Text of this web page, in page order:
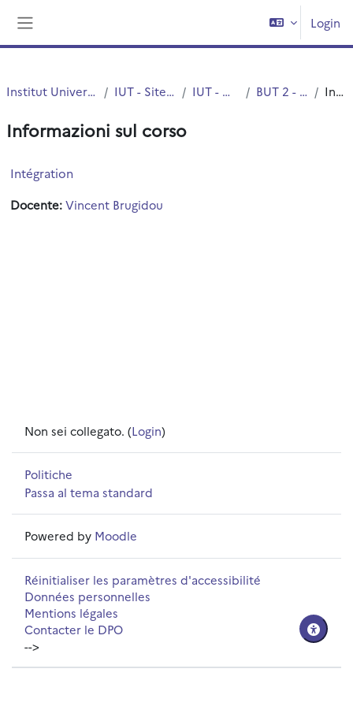
Login
Institut Universitaire de Technologie (IUT) IUT - Site de Villeneuve d'Ascq IUT - Mesures Physiques BUT 2 - Mesures physiques Introduzione
Informazioni sul corso
Intégration
Docente:Vincent Brugidou
Non sei collegato. (Login)
Politiche
Passa al tema standard
Powered by Moodle
Réinitialiser les paramètres d'accessibilité
Données personnelles
Mentions légales
Contacter le DPO
-->